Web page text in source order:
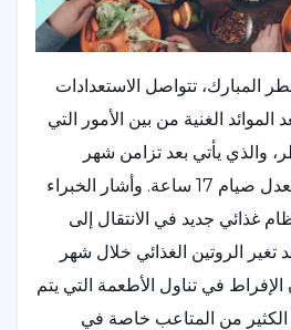
المبارك، تتواصل الاستعدادات
الغنية من بين الأمور التي
والذي يأتي بعد تزامن شهر
رمضان مع أيام حارة ومعدل صيام 17 ساعة. وأشار الخبراء
غذائي جديد في الانتقال إلى
تغير الروتين الغذائي خلال شهر
في تناول الأطعمة التي يتم
الكثير من المتاعب خاصة في